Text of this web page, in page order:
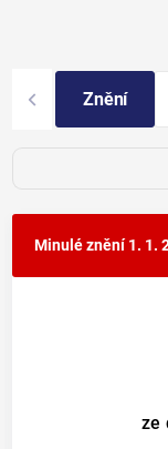
Znění
Minulé znění1. 1.
ze